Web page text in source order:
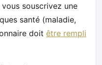
souscrivez une
santé (maladie,
doit être rempli